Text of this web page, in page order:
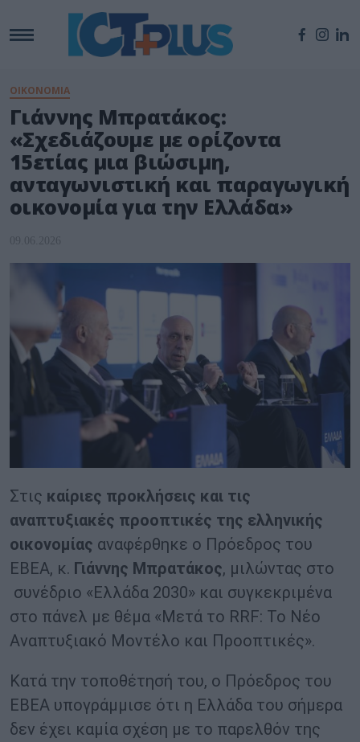
ΟΙΚΟΝΟΜΙΑ
Γιάννης Μπρατάκος:
«Σχεδιάζουμε με ορίζοντα
15ετίας μια βιώσιμη,
ανταγωνιστική και παραγωγική
οικονομία για την Ελλάδα»
09.06.2026
Στις καίριες προκλήσεις και τις
αναπτυξιακές προοπτικές της ελληνικής
οικονομίας αναφέρθηκε ο Πρόεδρος του
ΕΒΕΑ, κ. Γιάννης Μπρατάκος, μιλώντας στο
συνέδριο «Ελλάδα 2030» και συγκεκριμένα
στο πάνελ με θέμα «Μετά το RRF: Το Νέο
Αναπτυξιακό Μοντέλο και Προοπτικές».
Κατά την τοποθέτησή του, ο Πρόεδρος του
ΕΒΕΑ υπογράμμισε ότι η Ελλάδα του σήμερα
δεν έχει καμία σχέση με το παρελθόν της